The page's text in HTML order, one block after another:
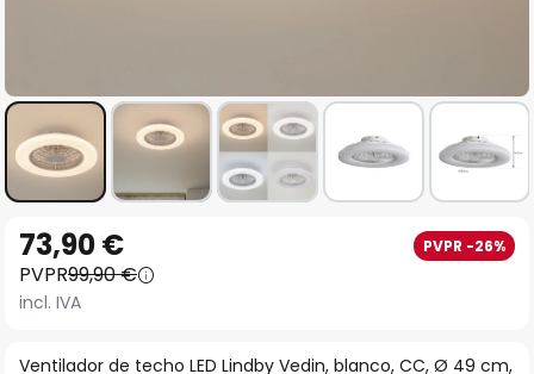
comienzo
de
Ventilador de techo LED Lindby Vedin, blanco, CC, Ø 49 cm,
73,90 € PVPR -26%
PVPR99,90 €
incl. IVA